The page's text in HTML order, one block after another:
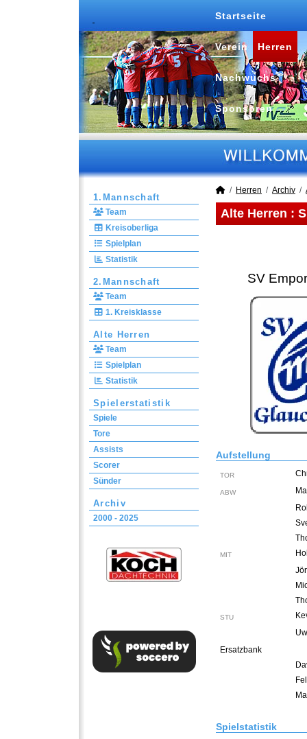
Startseite
Verein Herren
Nachwuchs
Sponsoren
1.Mannschaft
Team
Kreisoberliga
Spielplan
Statistik
2.Mannschaft
Team
1. Kreisklasse
Alte Herren
Team
Spielplan
Statistik
Spielerstatistik
Spiele
Tore
Assists
Scorer
Sünder
Archiv
2000 - 2025
Herren Archiv
Alte Herren :
SV
Aufstellung
TOR
ABW
MIT
STU
Ersatzbank
Spielstatistik